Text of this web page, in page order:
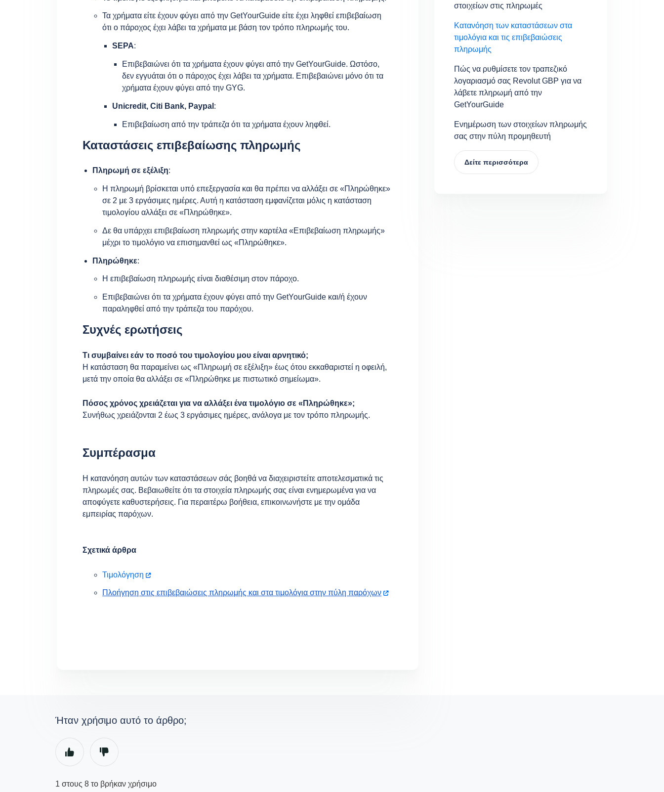
Τα χρήματα είτε έχουν φύγει από την GetYourGuide είτε έχει ληφθεί επιβεβαίωση
ότι ο πάροχος έχει λάβει τα χρήματα με βάση τον τρόπο πληρωμής του.
SEPA:
Επιβεβαιώνει ότι τα χρήματα έχουν φύγει από την GetYourGuide. Ωστόσο,
δεν εγγυάται ότι ο πάροχος έχει λάβει τα χρήματα. Επιβεβαιώνει μόνο ότι τα
χρήματα έχουν φύγει από την GYG.
Unicredit, Citi Bank, Paypal :
Επιβεβαίωση από την τράπεζα ότι τα χρήματα έχουν ληφθεί.
Καταστάσεις επιβεβαίωσης πληρωμής
Πληρωμή σε εξέλιξη:
Η πληρωμή βρίσκεται υπό επεξεργασία και θα πρέπει να αλλάξει σε «Πληρώθηκε»
σε 2 με 3 εργάσιμες ημέρες. Αυτή η κατάσταση εμφανίζεται μόλις η κατάσταση
τιμολογίου αλλάξει σε «Πληρώθηκε».
Δε θα υπάρχει επιβεβαίωση πληρωμής στην καρτέλα «Επιβεβαίωση πληρωμής»
μέχρι το τιμολόγιο να επισημανθεί ως «Πληρώθηκε».
Πληρώθηκε:
Η επιβεβαίωση πληρωμής είναι διαθέσιμη στον πάροχο.
Επιβεβαιώνει ότι τα χρήματα έχουν φύγει από την GetYourGuide και/ή έχουν
παραληφθεί από την τράπεζα του παρόχου.
Συχνές ερωτήσεις
Τι συμβαίνει εάν το ποσό του τιμολογίου μου είναι αρνητικό;
Η κατάσταση θα παραμείνει ως «Πληρωμή σε εξέλιξη» έως ότου εκκαθαριστεί η οφειλή,
μετά την οποία θα αλλάξει σε «Πληρώθηκε με πιστωτικό σημείωμα».
Πόσος χρόνος χρειάζεται για να αλλάξει ένα τιμολόγιο σε «Πληρώθηκε»;
Συνήθως χρειάζονται 2 έως 3 εργάσιμες ημέρες, ανάλογα με τον τρόπο πληρωμής.
Συμπέρασμα
Η κατανόηση αυτών των καταστάσεων σάς βοηθά να διαχειριστείτε αποτελεσματικά τις
πληρωμές σας. Βεβαιωθείτε ότι τα στοιχεία πληρωμής σας είναι ενημερωμένα για να
αποφύγετε καθυστερήσεις. Για περαιτέρω βοήθεια, επικοινωνήστε με την ομάδα
εμπειρίας παρόχων.
Σχετικά άρθρα
Τιμολόγηση
Πλοήγηση στις επιβεβαιώσεις πληρωμής και στα τιμολόγια στην πύλη παρόχων
στοιχείων στις πληρωμές
Κατανόηση των καταστάσεων στα
τιμολόγια και τις επιβεβαιώσεις
πληρωμής
Πώς να ρυθμίσετε τον τραπεζικό
λογαριασμό σας Revolut GBP για να
λάβετε πληρωμή από την
GetYourGuide
Ενημέρωση των στοιχείων πληρωμής
σας στην πύλη προμηθευτή
Δείτε περισσότερα
Ήταν χρήσιμο αυτό το άρθρο;
1 στους 8 το βρήκαν χρήσιμο